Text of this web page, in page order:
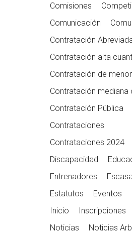
Comisiones
Comunicación
Contratación
Contratación alta
Contratación de
Contratación mediana
Contratación Pública
Contrataciones
Contrataciones 2024
Discapacidad
Entrenadores
Estatutos
Eventos
Inicio
Inscripciones
Noticias
Noticias